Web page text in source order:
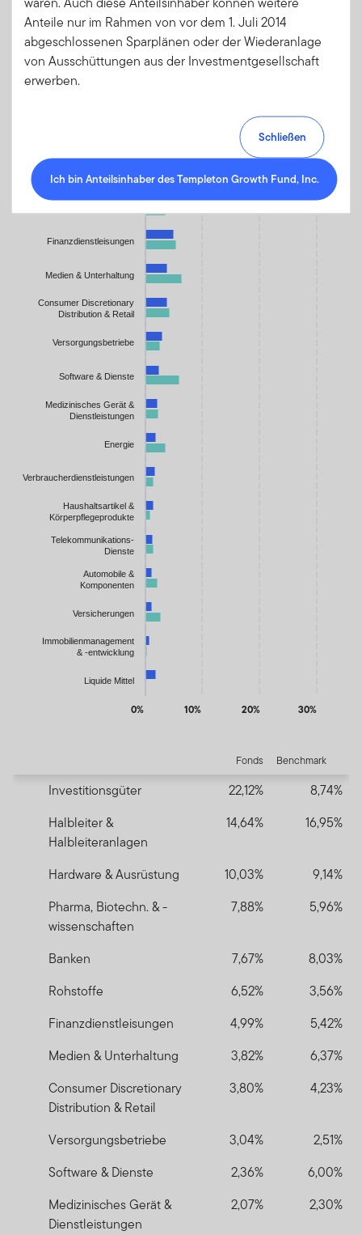
Anteile nur im Rahmen von vor dem 1. Juli 2014
abgeschlossenen Sparplänen oder der Wiederanlage
von Ausschüttungen aus der Investmentgesellschaft
erwerben.
Schließen
Ich bin Anteilsinhaber des Templeton Growth Fund, Inc.
Chart
Bar chart with 2 data series.
The chart has 1 X axis displaying categories.
The chart has 1 Y axis displaying values. Data ranges from
Investitionsgüter
Halbleiter &
Halbleiteranlagen
Banken
Finanzdienstleisungen
Medien & Unterhaltung
Consumer Discretionary
Distribution & Retail
Versorgungsbetriebe
Software & Dienste
Medizinisches Gerät &
Dienstleistungen
Energie
Verbraucherdienstleistungen
Haushaltsartikel &
Körperpflegeprodukte
Telekommunikations-
Dienste
Automobile &
Komponenten
Versicherungen
Immobilienmanagement
& -entwicklung
Liquide Mittel
0% 10% 20% 30%
Fonds Benchmark
Investitionsgüter 22,12%
8,74%
Halbleiter &
Halbleiteranlagen
14,64% 16,95%
Hardware & Ausrüstung 10,03%
9,14%
Pharma, Biotechn. & -
wissenschaften
7,88% 5,96%
Banken 7,67%
8,03%
Rohstoffe
6,52%
3,56%
Finanzdienstleisungen
4,99%
5,42%
Medien & Unterhaltung
3,82%
6,37%
Consumer Discretionary
Distribution & Retail
3,80% 4,23%
Versorgungsbetriebe 3,04%
2,51%
Software & Dienste
2,36%
6,00%
Medizinisches Gerät &
Dienstleistungen
2,07% 2,30%